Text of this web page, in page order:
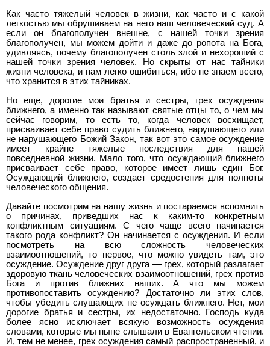
Как часто тяжелый человек в жизни, как часто и с какой
легкостью мы обрушиваем на него наш человеческий суд. А
если он благополучен внешне, с нашей точки зрения
благополучен, мы можем дойти и даже до ропота на Бога,
удивляясь, почему благополучен столь злой и нехороший с
нашей точки зрения человек. Но скрыты от нас тайники
жизни человека, и нам легко ошибиться, ибо не знаем всего,
что хранится в этих тайниках.
Но еще, дорогие мои братья и сестры, грех осуждения
ближнего, а именно так называют святые отцы то, о чем мы
сейчас говорим, то есть то, когда человек восхищает,
присваивает себе право судить ближнего, нарушающего или
не нарушающего Божий Закон, так вот это самое осуждение
имеет крайне тяжелые последствия для нашей
повседневной жизни. Мало того, что осуждающий ближнего
присваивает себе право, которое имеет лишь един Бог.
Осуждающий ближнего, создает средостения для полноты
человеческого общения.
Давайте посмотрим на нашу жизнь и постараемся вспомнить
о причинах, приведших нас к каким-то конкретным
конфликтным ситуациям. С чего чаще всего начинается
такого рода конфликт? Он начинается с осуждения. И если
посмотреть на всю сложность человеческих
взаимоотношений, то первое, что можно увидеть там, это
осуждение. Осуждение друг друга — грех, который разлагает
здоровую ткань человеческих взаимоотношений, грех против
Бога и против ближних наших. А что мы можем
противопоставить осуждению? Достаточно ли этих слов,
чтобы убедить слушающих не осуждать ближнего. Нет, мои
дорогие братья и сестры, их недостаточно. Господь куда
более ясно исключает всякую возможность осуждения
словами, которые мы ныне слышали в Евангельском чтении.
И, тем не менее, грех осуждения самый распространенный, и